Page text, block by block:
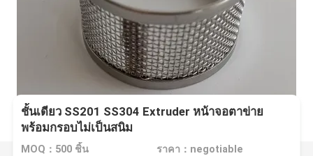
ชั้นเดียว SS201 SS304 Extruder หน้าจอตาข่าย
พร้อมกรอบไม่เป็นสนิม
MOQ：500 ชิ้น ราคา：negotiable